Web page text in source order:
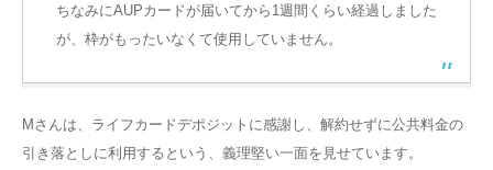
ちなみにAUPカードが届いてから1週間くらい経過しました
が、枠がもったいなくて使用していません。
Mさんは、ライフカードデポジットに感謝し、解約せずに公共料金の
引き落としに利用するという、義理堅い一面を見せています。